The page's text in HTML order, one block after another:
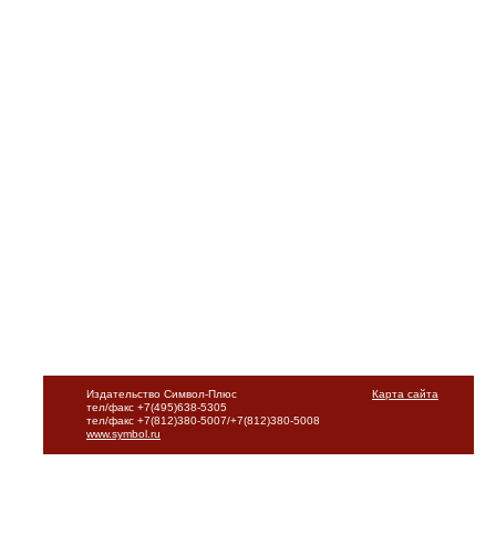
Карта сайта
Издательство Символ-Плюс
тел/факс +7(495)638-5305
тел/факс +7(812)380-5007/+7(812)380-5008
www.symbol.ru